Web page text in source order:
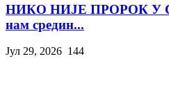
НИКО НИЈЕ ПРОРОК У
нам средин...
Јул 29, 2026 144